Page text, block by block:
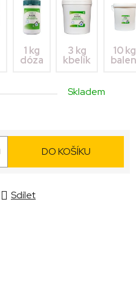
1 kg
dóza
3 kg
kbelík
10 kg
Skladem
DO KOŠÍKU
Sdílet